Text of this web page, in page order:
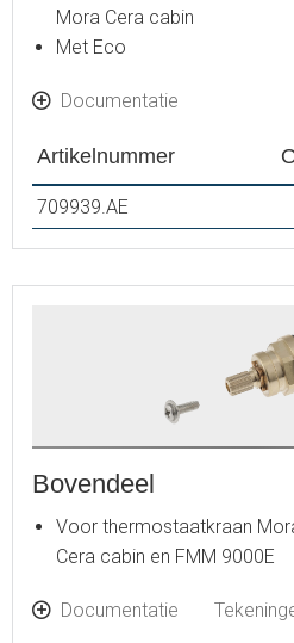
Mora Cera cabin
Met Eco
Documentatie
Artikelnummer
709939.AE
Bovendeel
Voor thermostaatkraan
Cera cabin en FMM 9000E
Documentatie